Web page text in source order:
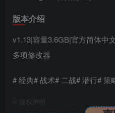
版本介绍
v1.13|容量3.6GB|官方简体中
多项修改器
# 经典# 战术# 二战# 潜行# 策
版权声明